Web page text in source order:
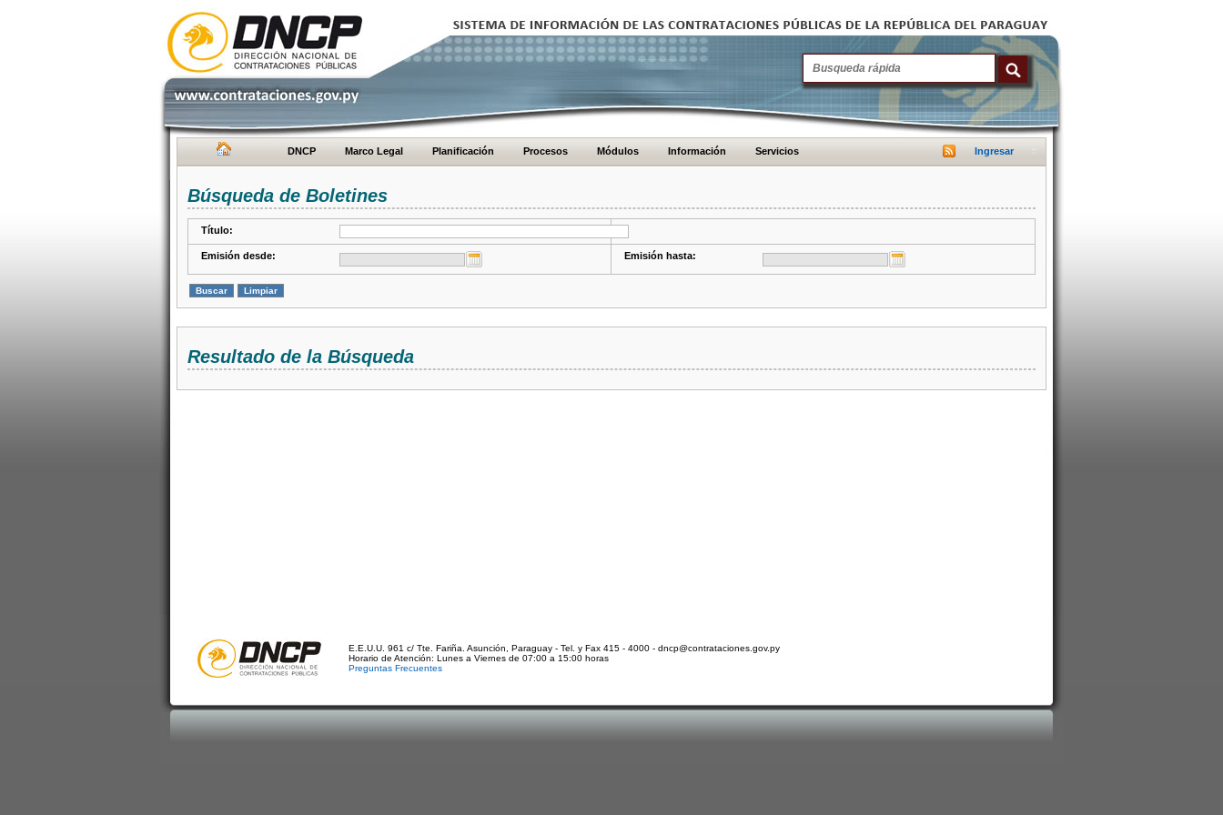
DNCP Marco Legal Planificación Procesos Módulos Información Servicios Ingresar
Búsqueda de Boletines
Título:
Emisión desde: Emisión hasta:
Resultado de la Búsqueda
E.E.U.U. 961 c/ Tte. Fariña. Asunción, Paraguay - Tel. y Fax 415 - 4000 - dncp@contrataciones.gov.py
Horario de Atención: Lunes a Viernes de 07:00 a 15:00 horas
Preguntas Frecuentes